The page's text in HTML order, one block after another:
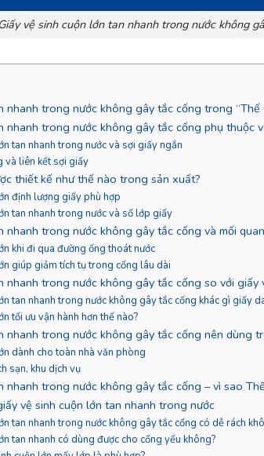
Giấy vệ sinh cuộn lớn tan nhanh trong nước không
nhanh trong nước không gây tắc cống trong “Thế
nhanh trong nước không gây tắc cống phụ thuộc
tan nhanh trong nước và sợi giấy ngắn
và liên kết sợi giấy
thiết kế như thế nào trong sản xuất?
định lượng giấy phù hợp
tan nhanh trong nước và số lớp giấy
nhanh trong nước không gây tắc cống và mối
khi đi qua đường ống thoát nước
giúp giảm tích tụ trong cống lâu dài
nhanh trong nước không gây tắc cống so với
tan nhanh trong nước không gây tắc cống khác gì giấy
tối ưu vận hành hơn thế nào?
nhanh trong nước không gây tắc cống nên dùng
dành cho toàn nhà văn phòng
sạn, khu dịch vụ
nhanh trong nước không gây tắc cống – vì sao
vệ sinh cuộn lớn tan nhanh trong nước
tan nhanh trong nước không gây tắc cống có dễ rách
tan nhanh có dùng được cho cống yếu không?